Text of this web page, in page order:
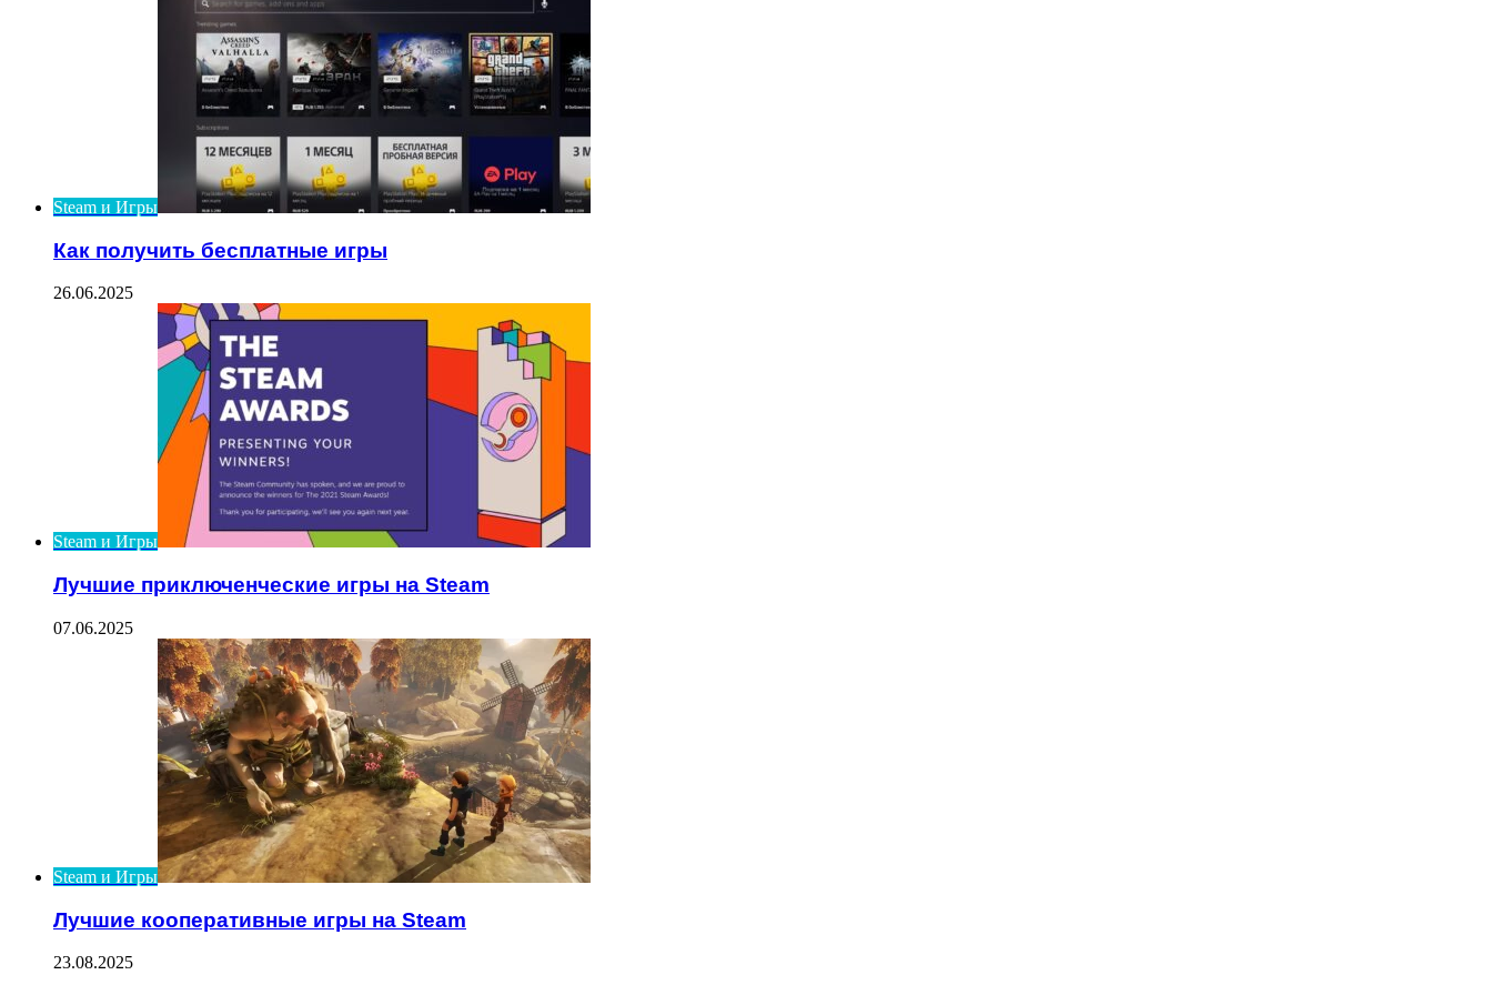
Steam и Игры
Как получить бесплатные игры
26.06.2025
Steam и Игры
Лучшие приключенческие игры на Steam
07.06.2025
Steam и Игры
Лучшие кооперативные игры на Steam
23.08.2025